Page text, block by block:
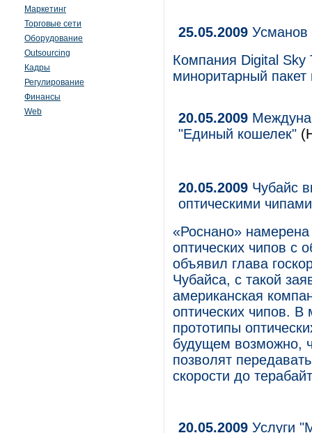
Маркетинг
Торговые сети
Оборудование
Outsourcing
Кадры
Регулирование
Финансы
Web
25.05.2009 Усманов
Компания Digital Sky
миноритарный
20.05.2009
"Единый кошелек"
20.05.2009 Чубайс
оптическими чипами
«Роснано» намерена
оптических чипов
объявил глава
Чубайса, с такой
американская
оптических чипов.
прототипы
будущем возможно,
позволят
скорости до
20.05.2009 Услуги